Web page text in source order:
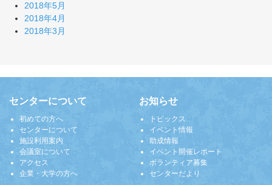
2018年5月
2018年4月
2018年3月
センターについて
初めての方へ
センターについて
施設利用案内
会議室について
アクセス
企業・大学の方へ
お知らせ
トピックス
イベント情報
助成情報
イベント開催レポート
ボランティア募集
センターだより